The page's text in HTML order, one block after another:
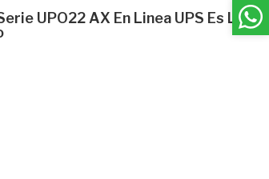
UPO22 AX En Linea UPS Es La